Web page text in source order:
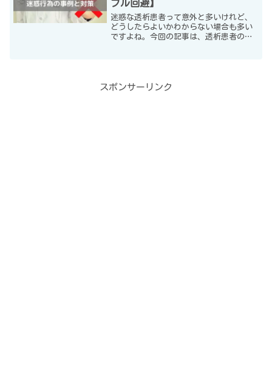
ブル回避】
迷惑な透析患者って意外と多いけれど、
どうしたらよいかわからない場合も多い
ですよね。今回の記事は、透析患者の迷
スポンサーリンク